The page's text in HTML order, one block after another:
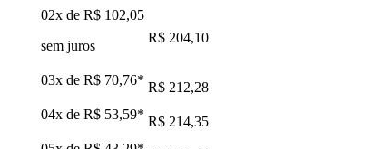
02x de R$ 102,05
sem juros
R$ 204,10
03x de R$ 70,76* R$ 212,28
04x de R$ 53,59* R$ 214,35